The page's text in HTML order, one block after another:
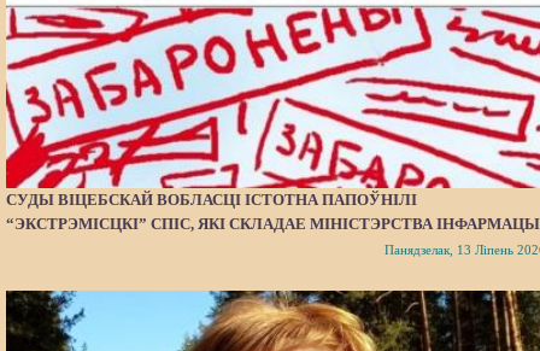
СУДЫ ВІЦЕБСКАЙ ВОБЛАСЦІ ІСТОТНА ПАПОЎНІЛІ
“ЭКСТРЭМІСЦКІ” СПІС, ЯКІ СКЛАДАЕ МІНІСТЭРСТВА
Панядзелак, 13 Ліпень